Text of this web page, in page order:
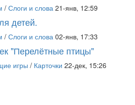
/ Слоги и слова 21-янв, 12:59
детей.
/ Слоги и слова 02-янв, 17:33
"Перелётные птицы"
игры / Карточки 22-дек, 15:26